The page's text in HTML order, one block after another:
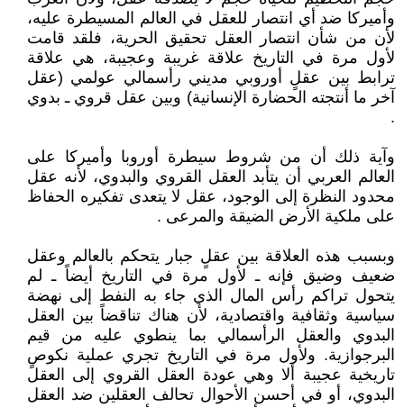
وأميركا ضد أي انتصار للعقل في العالم المسيطرة عليه،
لأن من شأن انتصار العقل تحقيق الحرية، فلقد قامت
لأول مرة في التاريخ علاقة غريبة وعجيبة، هي علاقة
ترابط بين عقلٍ أوروبي مديني رأسمالي عولمي (عقل
آخر ما أنتجته الحضارة الإنسانية) وبين عقل قروي ـ بدوي
.
وآية ذلك أن من شروط سيطرة أوروبا وأميركا على
العالم العربي أن يتأبد العقل القروي والبدوي، لأنه عقل
محدود النظرة إلى الوجود، عقل لا يتعدى تفكيره الحفاظ
على ملكية الأرض الضيقة والمرعى .
وبسبب هذه العلاقة بين عقلٍ جبار يتحكم بالعالم وعقل
ضعيف وضيق فإنه ـ لأول مرة في التاريخ أيضاً ـ لم
يتحول تراكم رأس المال الذي جاء به النفط إلى نهضة
سياسية وثقافية واقتصادية، لأن هناك تناقضاً بين العقل
البدوي والعقل الرأسمالي بما ينطوي عليه من قيم
البرجوازية. ولأول مرة في التاريخ تجري عملية نكوصٍ
تاريخية عجيبة ألا وهي عودة العقل القروي إلى العقل
البدوي، أو في أحسن الأحوال تحالف العقلين ضد العقل